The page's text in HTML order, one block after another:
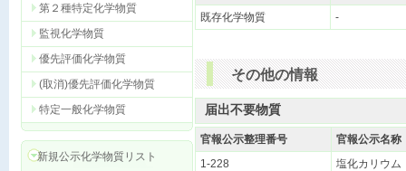
第２種特定化学物質
監視化学物質
優先評価化学物質
(取消)優先評価化学物質
特定一般化学物質
新規公示化学物質リスト
既存化学物質
-
その他の情報
届出不要物質
官報公示整理番号
官報公示名称
1-228
塩化カリウム